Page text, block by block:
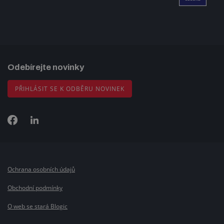
Odebírejte novinky
PŘIHLÁSIT SE K ODBĚRU NOVINEK
Ochrana osobních údajů
Obchodní podmínky
O web se stará Blogic